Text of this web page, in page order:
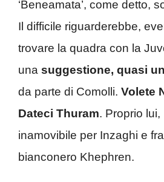
‘Beneamata’, come detto,
Il difficile riguarderebbe,
trovare la quadra con la
una suggestione, quasi
da parte di Comolli. Volete
Dateci Thuram. Proprio
inamovibile per Inzaghi e
bianconero Khephren.